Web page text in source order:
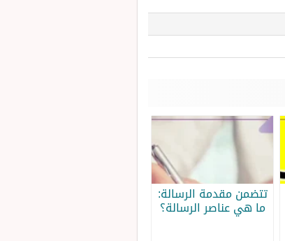
تتضمن مقدمة الرسالة:
ما هي عناصر الرسالة؟